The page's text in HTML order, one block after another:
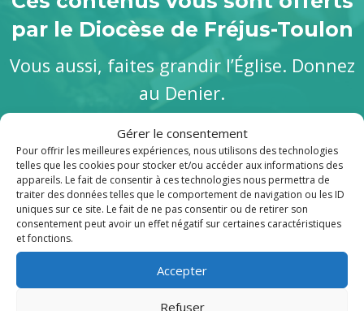
Gérer le consentement
Pour offrir les meilleures expériences, nous utilisons des technologies
telles que les cookies pour stocker et/ou accéder aux informations des
appareils. Le fait de consentir à ces technologies nous permettra de
traiter des données telles que le comportement de navigation ou les ID
uniques sur ce site. Le fait de ne pas consentir ou de retirer son
consentement peut avoir un effet négatif sur certaines caractéristiques
et fonctions.
Accepter
Refuser
par le Diocèse de Fréjus-Toulon
Vous aussi, faites grandir l’Église. Donnez
au Denier.
Je soutiens
Publications récentes